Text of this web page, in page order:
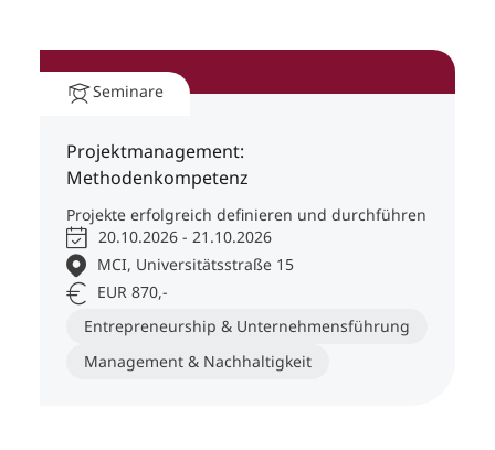
Seminare
Projektmanagement:
Methodenkompetenz
Projekte erfolgreich definieren und durchführen
20.10.2026 - 21.10.2026
MCI, Universitätsstraße 15
EUR 870,-
Entrepreneurship & Unternehmensführung
Management & Nachhaltigkeit